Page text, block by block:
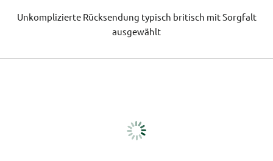
Unkomplizierte Rücksendung typisch britisch mit Sorgfalt
ausgewählt